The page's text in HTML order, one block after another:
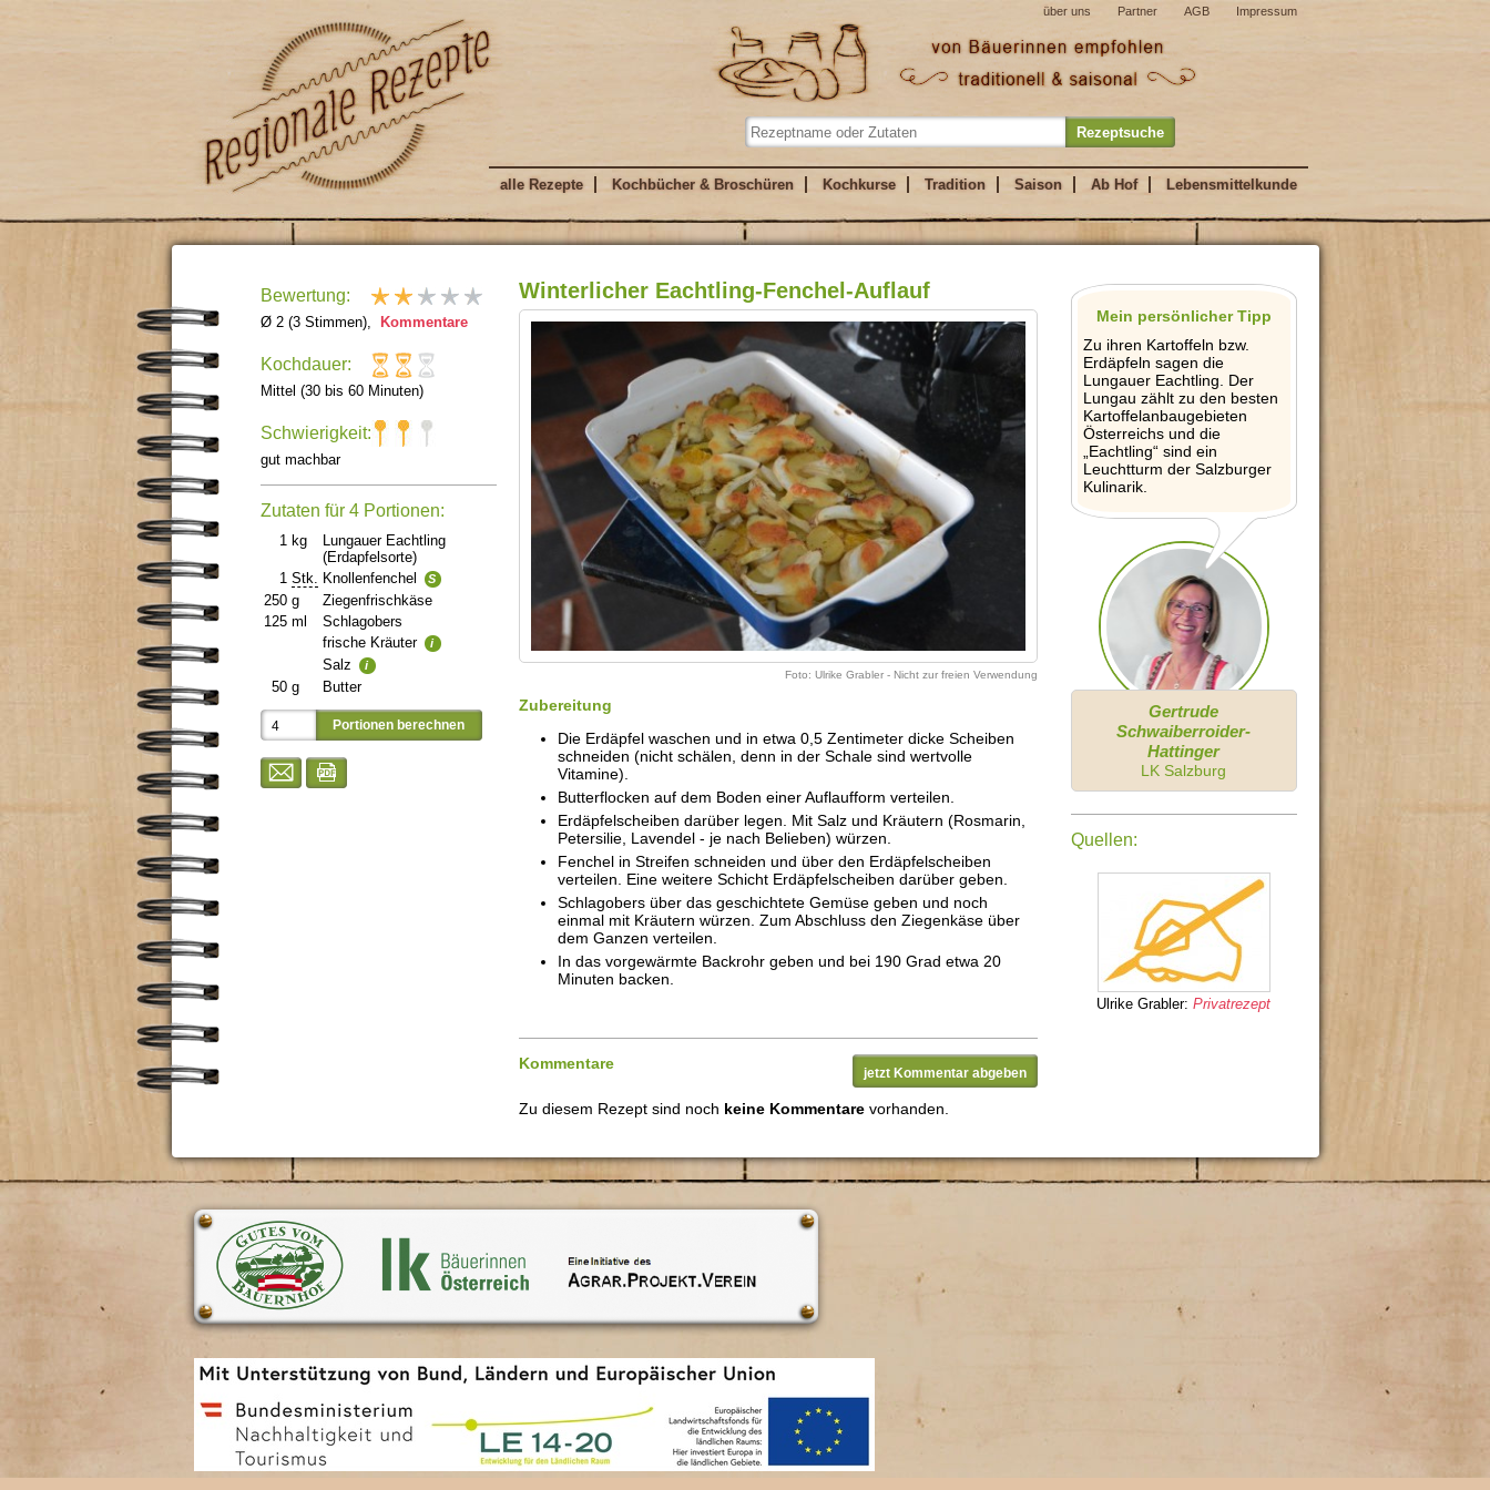
über uns Partner AGB Impressum
alle Rezepte Kochbücher & Broschüren Kochkurse Tradition Saison Ab Hof Lebensmittelkunde
Bewertung:
Ø 2 (3 Stimmen), Kommentare
Kochdauer:
Mittel (30 bis 60 Minuten)
Schwierigkeit:
gut machbar
Zutaten für 4 Portionen:
1 kg
Lungauer Eachtling
(Erdapfelsorte)
1 Stk. Knollenfenchel S
250 g
Ziegenfrischkäse
125 ml
Schlagobers
frische Kräuter
i
Salz i
50 g Butter
Winterlicher Eachtling-Fenchel-Auflauf
Foto: Ulrike Grabler - Nicht zur freien Verwendung
Zubereitung
Die Erdäpfel waschen und in etwa 0,5 Zentimeter dicke Scheiben
schneiden (nicht schälen, denn in der Schale sind wertvolle
Vitamine).
Butterflocken auf dem Boden einer Auflaufform verteilen.
Erdäpfelscheiben darüber legen. Mit Salz und Kräutern (Rosmarin,
Petersilie, Lavendel - je nach Belieben) würzen.
Fenchel in Streifen schneiden und über den Erdäpfelscheiben
verteilen. Eine weitere Schicht Erdäpfelscheiben darüber geben.
Schlagobers über das geschichtete Gemüse geben und noch
einmal mit Kräutern würzen. Zum Abschluss den Ziegenkäse über
dem Ganzen verteilen.
In das vorgewärmte Backrohr geben und bei 190 Grad etwa 20
Minuten backen.
jetzt Kommentar abgeben
Kommentare
Zu diesem Rezept sind noch keine Kommentare vorhanden.
Mein persönlicher Tipp
Zu ihren Kartoffeln bzw.
Erdäpfeln sagen die
Lungauer Eachtling. Der
Lungau zählt zu den besten
Kartoffelanbaugebieten
Österreichs und die
„Eachtling“ sind ein
Leuchtturm der Salzburger
Kulinarik.
Gertrude
Schwaiberroider-
Hattinger
LK Salzburg
Quellen:
Ulrike Grabler:Privatrezept